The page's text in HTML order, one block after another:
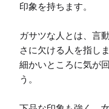
印象を持ちます。
ガサツな人とは、言
さに欠ける人を指しま
細かいところに気が
う。